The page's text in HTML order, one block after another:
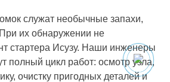
служат необычные запахи,
их обнаружении не
стартера Исузу. Наши инженеры
полный цикл работ: осмотр узла,
очистку пригодных деталей и